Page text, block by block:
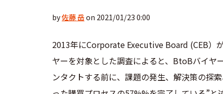
by佐藤 岳on 2021/01/23 0:00
2013年にCorporate Executive Board (CEB）
ヤーを対象とした調査によると、BtoBバイヤ
ンタクトする前に、課題の発生、解決策の探